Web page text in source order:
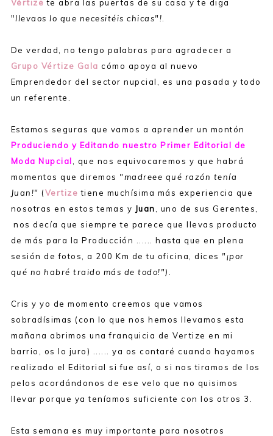
Vértize te abra las puertas de su casa y te diga
"llevaos lo que necesitéis chicas"!.
De verdad, no tengo palabras para agradecer a
Grupo Vértize Gala cómo apoya al nuevo
Emprendedor del sector nupcial, es una pasada y todo
un referente.
Estamos seguras que vamos a aprender un montón
Produciendo y Editando nuestro Primer Editorial de
Moda Nupcial, que nos equivocaremos y que habrá
momentos que diremos "madreee qué razón tenía
Juan!" (Vertize tiene muchísima más experiencia que
nosotras en estos temas y Juan, uno de sus Gerentes,
nos decía que siempre te parece que llevas producto
de más para la Producción ...... hasta que en plena
sesión de fotos, a 200 Km de tu oficina, dices "¡por
qué no habré traido más de todo!").
Cris y yo de momento creemos que vamos
sobradísimas (con lo que nos hemos llevamos esta
mañana abrimos una franquicia de Vertize en mi
barrio, os lo juro) ...... ya os contaré cuando hayamos
realizado el Editorial si fue así, o si nos tiramos de los
pelos acordándonos de ese velo que no quisimos
llevar porque ya teníamos suficiente con los otros 3.
Esta semana es muy importante para nosotros